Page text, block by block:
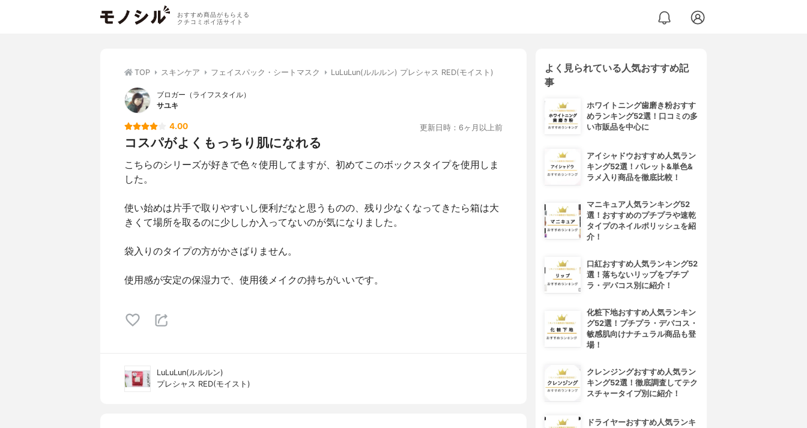
おすすめ商品がもらえる
クチコミポイ活サイト
TOP スキンケア フェイスパック・シートマスク LuLuLun(ルルルン) プレシャス RED(モイスト)
ブロガー（ライフスタイル）
サユキ
4.00 更新日時：6ヶ月以上前
コスパがよくもっちり肌になれる
こちらのシリーズが好きで色々使用してますが、初めてこのボックスタイプを使用しま
した。
使い始めは片手で取りやすいし便利だなと思うものの、残り少なくなってきたら箱は大
きくて場所を取るのに少ししか入ってないのが気になりました。
袋入りのタイプの方がかさばりません。
使用感が安定の保湿力で、使用後メイクの持ちがいいです。
LuLuLun(ルルルン)
プレシャス RED(モイスト)
よく見られている人気おすすめ記
事
ホワイトニング歯磨き粉おすす
めランキング52選！口コミの多
い市販品を中心に
アイシャドウおすすめ人気ラン
キング52選！パレット&単色&
ラメ入り商品を徹底比較！
マニキュア人気ランキング52
選！おすすめのプチプラや速乾
タイプのネイルポリッシュを紹
介！
口紅おすすめ人気ランキング52
選！落ちないリップをプチプ
ラ・デパコス別に紹介！
化粧下地おすすめ人気ランキン
グ52選！プチプラ・デパコス・
敏感肌向けナチュラル商品も登
場！
クレンジングおすすめ人気ラン
キング52選！徹底調査してテク
スチャータイプ別に紹介！
ドライヤーおすすめ人気ランキ